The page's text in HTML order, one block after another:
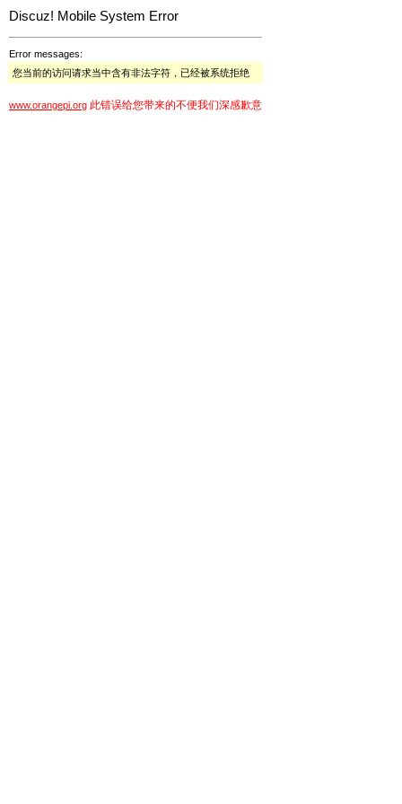
Discuz! Mobile System Error
Error messages:
您当前的访问请求当中含有非法字符，已经被系统拒绝
www.orangepi.org 此错误给您带来的不便我们深感歉意